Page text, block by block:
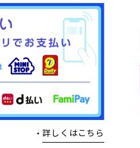
詳しくはこちら